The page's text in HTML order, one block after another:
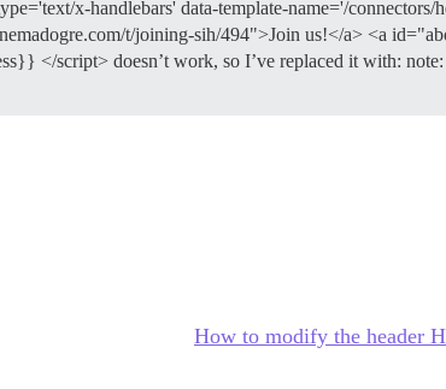
x-handlebars' data-template-name='/
t/joining-sih/494">Join us!</a> <a
</script> doesn’t work, so I’ve replaced it with:
How to modify the header